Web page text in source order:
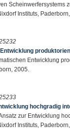
Scheinwerfersystems
Instituts, Paderborn,
Entwicklung
2005.
hochgradig
zur Entwicklung
Instituts, Paderborn,